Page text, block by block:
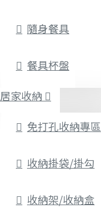
隨身餐具
餐具杯盤
居家收納
免打孔收納專區
收納掛袋/掛勾
收納架/收納盒